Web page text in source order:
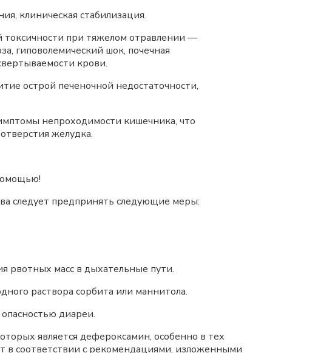
клиническая стабилизация.
токсичности при тяжелом отравлении —
гиповолемический шок, почечная
крови.
острой печеночной недостаточности,
непроходимости кишечника, что
желудка.
следует предпринять следующие меры:
масс в дыхательные пути.
раствора сорбита или маннитола.
диареи.
является дефероксамин, особенно в тех
в соответствии с рекомендациями, изложенными